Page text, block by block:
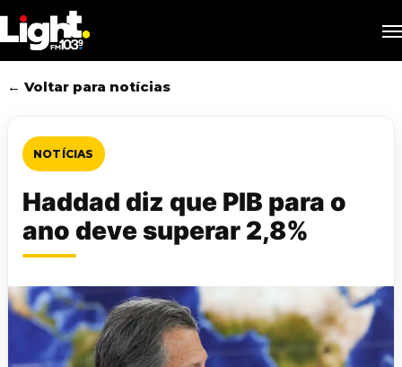
to
main
content
← Voltar para notícias
NOTÍCIAS
Haddad diz que PIB para o
ano deve superar 2,8%